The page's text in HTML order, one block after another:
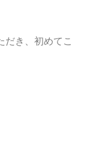
だき、初めてこ